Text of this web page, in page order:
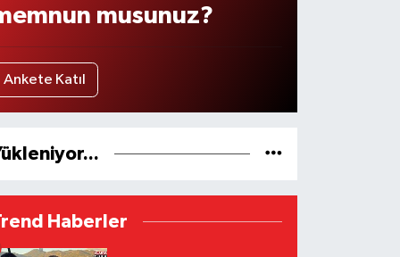
musunuz?
Ankete Katıl
Haberler